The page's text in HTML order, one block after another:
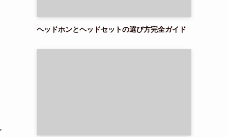
ヘッドホンとヘッドセットの選び方完全ガイド